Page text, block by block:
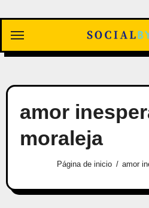
contenido
amor
moraleja
Página de inicio amor